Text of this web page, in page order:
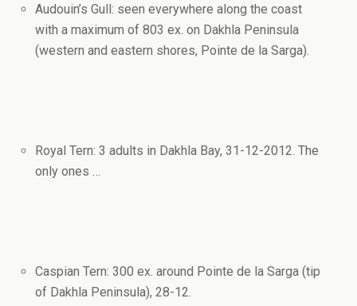
Audouin’s Gull: seen everywhere along the coast
with a maximum of 803 ex. on Dakhla Peninsula
(western and eastern shores, Pointe de la Sarga).
Royal Tern: 3 adults in Dakhla Bay, 31-12-2012. The
only ones …
Caspian Tern: 300 ex. around Pointe de la Sarga (tip
of Dakhla Peninsula), 28-12.